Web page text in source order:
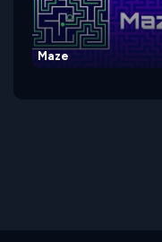
Maze